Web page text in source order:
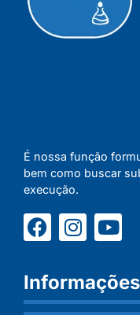
É nossa função
bem como buscar
execução.
Informações